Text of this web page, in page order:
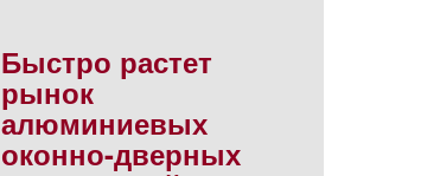
Быстро растет
рынок
алюминиевых
оконно-дверных